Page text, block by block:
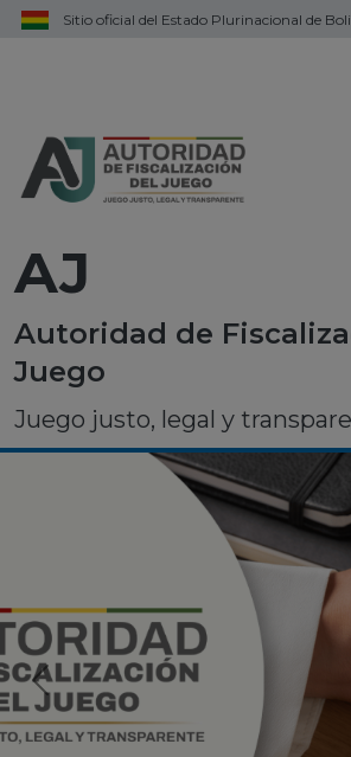
Sitio oficial del Estado Plurinacional de
AJ
Autoridad de
Juego
Juego justo, legal y